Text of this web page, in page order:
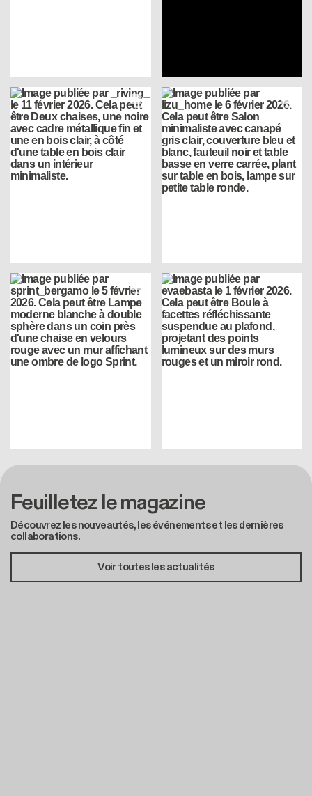
Feuilletez le magazine
Découvrez les nouveautés, les événements et les dernières
collaborations.
Voir toutes les actualités